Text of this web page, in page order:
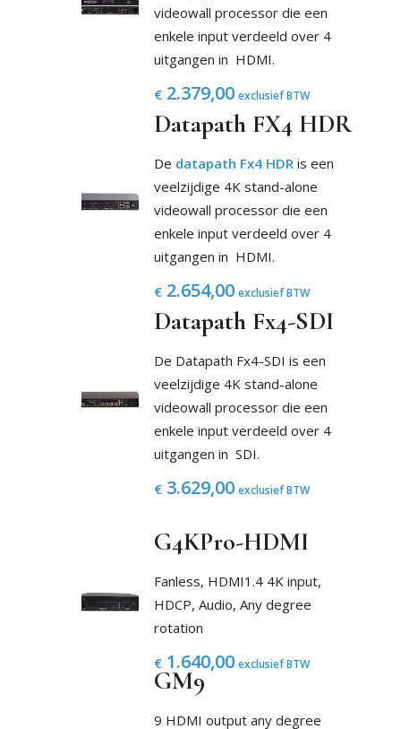
videowall processor die een
enkele input verdeeld over 4
uitgangen in HDMI.
€2.379,00 exclusief BTW
Datapath FX4 HDR
De datapath Fx4 HDRis een
veelzijdige 4K stand-alone
videowall processor die een
enkele input verdeeld over 4
uitgangen in HDMI.
€2.654,00 exclusief BTW
Datapath Fx4-SDI
De Datapath Fx4-SDI is een
veelzijdige 4K stand-alone
videowall processor die een
enkele input verdeeld over 4
uitgangen in SDI.
€3.629,00 exclusief BTW
G4KPro-HDMI
Fanless, HDMI1.4 4K input,
HDCP, Audio, Any degree
rotation
€1.640,00 exclusief BTW
GM9
9 HDMI output any degree